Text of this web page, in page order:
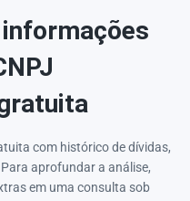
com histórico de dívidas,
aprofundar a análise,
em uma consulta sob